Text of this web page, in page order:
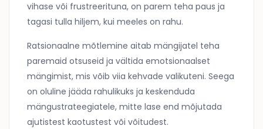
vihase või frustreerituna, on parem teha paus ja
tagasi tulla hiljem, kui meeles on rahu.
Ratsionaalne mõtlemine aitab mängijatel teha
paremaid otsuseid ja vältida emotsionaalset
mängimist, mis võib viia kehvade valikuteni. Seega
on oluline jääda rahulikuks ja keskenduda
mängustrateegiatele, mitte lase end mõjutada
ajutistest kaotustest või võitudest.